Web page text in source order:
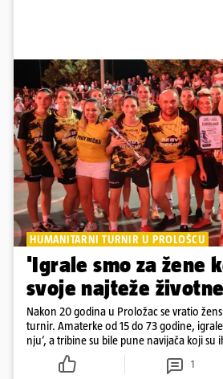
HUMANITARNI TURNIR U PROLOŠCU
'Igrale smo za žene
svoje najteže
Nakon 20 godina u Proložac se vratio
turnir. Amaterke od 15 do 73 godine, igrale
nju’, a tribine su bile pune navijača koji su
1